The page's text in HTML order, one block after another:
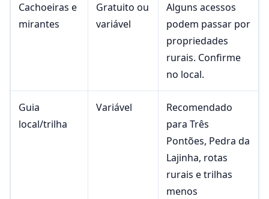
Cachoeiras e
mirantes
Gratuito ou
variável
Alguns acessos
podem passar por
propriedades
rurais. Confirme
no local.
Guia
local/trilha
Variável
Recomendado
para Três
Pontões, Pedra da
Lajinha, rotas
rurais e trilhas
menos